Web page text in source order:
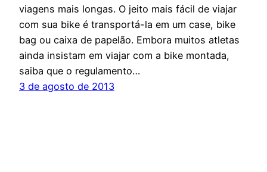
viagens mais longas. O jeito mais fácil de viajar
com sua bike é transportá-la em um case, bike
bag ou caixa de papelão. Embora muitos atletas
ainda insistam em viajar com a bike montada,
saiba que o regulamento…
3 de agosto de 2013